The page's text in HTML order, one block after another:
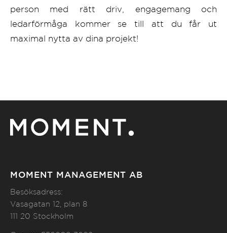
person med rätt driv, engagemang och
ledarförmåga kommer se till att du får ut
maximal nytta av dina projekt!
MOMENT MANAGEMENT AB
Besöksadress:
Vasagatan 12, plan 8
111 20 Stockholm